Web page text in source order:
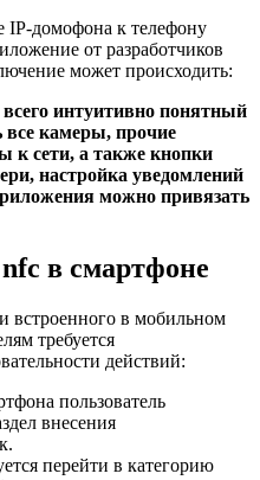
IP-домофона к телефону
от разработчиков
может происходить:
интуитивно понятный
камеры, прочие
к сети, а также кнопки
настройка уведомлений
можно привязать
в смартфоне
встроенного в мобильном
требуется
действий:
пользователь
внесения
перейти в категорию